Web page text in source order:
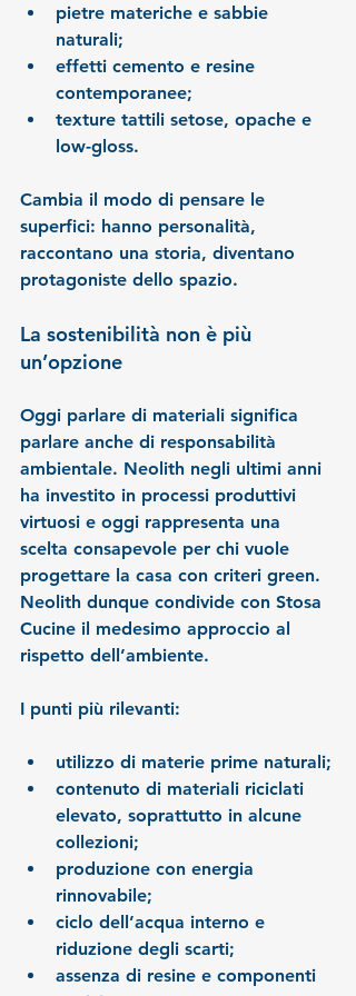
pietre materiche e sabbie
naturali;
effetti cemento e resine
contemporanee;
texture tattili setose, opache e
low-gloss.
Cambia il modo di pensare le
superfici: hanno personalità,
raccontano una storia, diventano
protagoniste dello spazio.
La sostenibilità non è più
un’opzione
Oggi parlare di materiali significa
parlare anche di responsabilità
ambientale. Neolith negli ultimi anni
ha investito in processi produttivi
virtuosi e oggi rappresenta una
scelta consapevole per chi vuole
progettare la casa con criteri green.
Neolith dunque condivide con Stosa
Cucine il medesimo approccio al
rispetto dell’ambiente.
I punti più rilevanti:
utilizzo di materie prime naturali;
contenuto di materiali riciclati
elevato, soprattutto in alcune
collezioni;
produzione con energia
rinnovabile;
ciclo dell’acqua interno e
riduzione degli scarti;
assenza di resine e componenti